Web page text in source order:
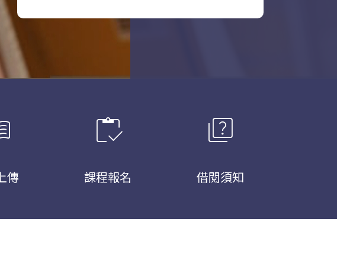
傳
inventory
課程報名
quiz
借閱須知